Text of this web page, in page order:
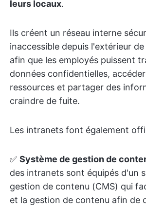
leurs locaux.
Ils créent un réseau interne
inaccessible depuis l'extérieur
afin que les employés puissent
données confidentielles,
ressources et partager des
craindre de fuite.
Les intranets font également
✅ Système de gestion de
des intranets sont équipés d'un
gestion de contenu (CMS) qui
et la gestion de contenu afin de